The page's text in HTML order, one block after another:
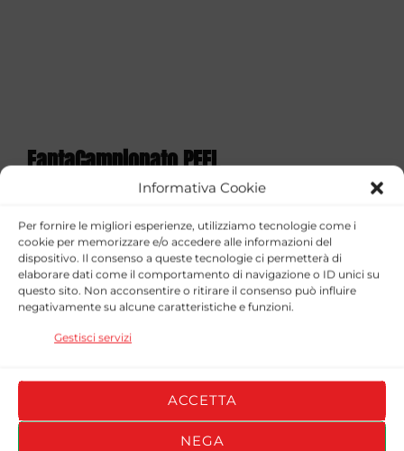
Informativa Cookie
Per fornire le migliori esperienze, utilizziamo tecnologie come i
cookie per memorizzare e/o accedere alle informazioni del
dispositivo. Il consenso a queste tecnologie ci permetterà di
elaborare dati come il comportamento di navigazione o ID unici su
questo sito. Non acconsentire o ritirare il consenso può influire
negativamente su alcune caratteristiche e funzioni.
Gestisci servizi
ACCETTA
NEGA
FantaCampionato PEFL
2025/26
FOOTBALL
TRASH
4 1 8
FantaCoppa PEFL 2026
STAGIONE TEAM
TRASH
Girone A